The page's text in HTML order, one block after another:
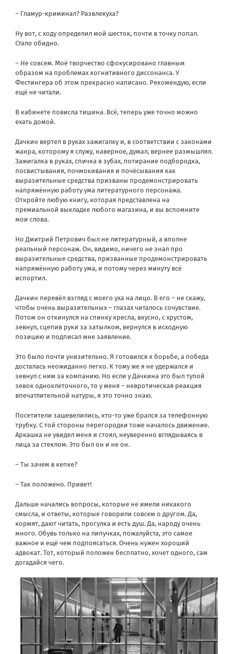
– Гламур-криминал? Развлекуха?
Ну вот, с ходу определил мой шесток, почти в точку попал.
Стало обидно.
– Не совсем. Моё творчество сфокусировано главным
образом на проблемах когнитивного диссонанса. У
Фестингера об этом прекрасно написано. Рекомендую, если
ещё не читали.
В кабинете повисла тишина. Всё, теперь уже точно можно
ехать домой.
Дачкин вертел в руках зажигалку и, в соответствии с законами
жанра, которому я служу, наверное, думал, вернее размышлял.
Зажигалка в руках, спичка в зубах, потирание подбородка,
посвистывания, почмокивания и почёсывания как
выразительные средства призваны продемонстрировать
напряжённую работу ума литературного персонажа.
Откройте любую книгу, которая представлена на
премиальной выкладке любого магазина, и вы вспомните
мои слова.
Но Дмитрий Петрович был не литературный, а вполне
реальный персонаж. Он, видимо, ничего не знал про
выразительные средства, призванные продемонстрировать
напряжённую работу ума, и потому через минуту всё
испортил.
Дачкин перевёл взгляд с моего уха на лицо. В его – не скажу,
чтобы очень выразительных – глазах читалось сочувствие.
Потом он откинулся на спинку кресла, вкусно, с хрустом,
зевнул, сцепив руки за затылком, вернулся в исходную
позицию и подписал мне заявление.
Это было почти унизительно. Я готовился к борьбе, а победа
досталась неожиданно легко. К тому же я не удержался и
зевнул с ним за компанию. Но если у Дачкина это был тупой
зевок одноклеточного, то у меня – невротическая реакция
впечатлительной натуры, я это точно знаю.
Посетители зашевелились, кто-то уже брался за телефонную
трубку. С той стороны перегородки тоже началось движение.
Аркашка не увидел меня и стоял, неуверенно вглядываясь в
лица за стеклом. Это был он и не он.
– Ты зачем в кепке?
– Так положено. Привет!
Дальше начались вопросы, которые не имели никакого
смысла, и ответы, которые говорили совсем о другом. Да,
кормят, дают читать, прогулка и есть душ. Да, народу очень
много. Обувь только на липучках, пожалуйста, это самое
важное и ещё чем подпоясаться. Очень нужен хороший
адвокат. Тот, который положен бесплатно, хочет одного, сам
догадайся чего.